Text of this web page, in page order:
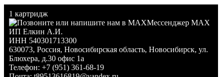
1 картридж
Мессенджер MAX
ИП Елкин А.И.
ИНН 540301713300
630073, Россия, Новосибирская область, Новосибирск, ул.
Блюхера, д.30 офис 1а
Телефон: +7 (951) 361-68-19